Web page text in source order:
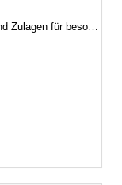
Berufsgruppen